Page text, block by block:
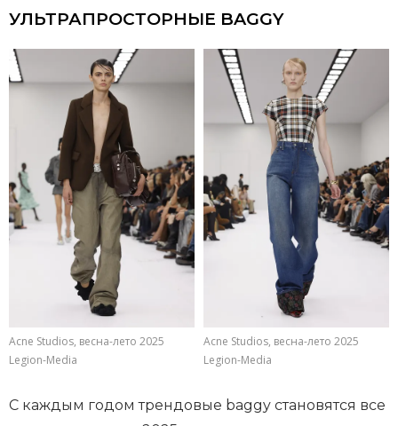
УЛЬТРАПРОСТОРНЫЕ BAGGY
Acne Studios, весна-лето 2025
Legion-Media
Acne Studios, весна-лето 2025
Legion-Media
С каждым годом трендовые baggy становятся все